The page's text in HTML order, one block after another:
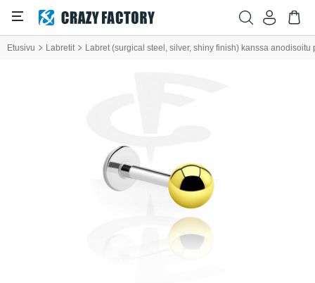
Etusivu Labretit Labret (surgical steel, silver, shiny finish) kanssa anodisoitu